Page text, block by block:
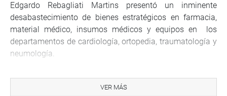
Edgardo Rebagliati Martins presentó un inminente
desabastecimiento de bienes estratégicos en farmacia,
material médico, insumos médicos y equipos en los
departamentos de cardiología, ortopedia, traumatología y
neumología.
servicios de hospitalización para agilizar el internamiento
VER MÁS